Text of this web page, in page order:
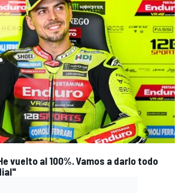
vuelto al 100%. Vamos a darlo todo